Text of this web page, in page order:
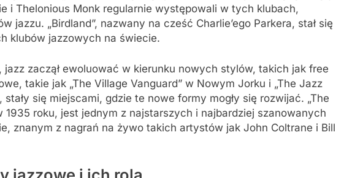
i Thelonious Monk regularnie występowali w tych klubach,
jazzu. „Birdland”, nazwany na cześć Charlie’ego Parkera, stał się
klubów jazzowych na świecie.
zaczął ewoluować w kierunku nowych stylów, takich jak free
takie jak „The Village Vanguard” w Nowym Jorku i „The Jazz
się miejscami, gdzie te nowe formy mogły się rozwijać. „The
1935 roku, jest jednym z najstarszych i najbardziej szanowanych
znanym z nagrań na żywo takich artystów jak John Coltrane i Bill